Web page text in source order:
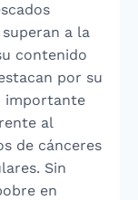
a la
contenido
por su
importante
al
de cánceres
Sin
en